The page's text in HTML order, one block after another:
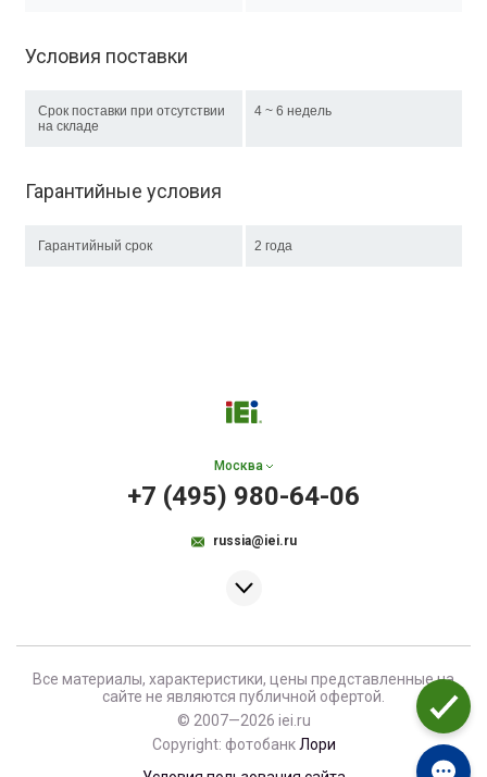
Условия поставки
Срок поставки при отсутствии
на складе
4 ~ 6 недель
Гарантийные условия
Гарантийный срок 2 года
Москва
+7 (495) 980-64-06
russia@iei.ru
Все материалы, характеристики, цены представленные на
сайте не являются публичной офертой.
© 2007—2026 iei.ru
Copyright: фотобанк Лори